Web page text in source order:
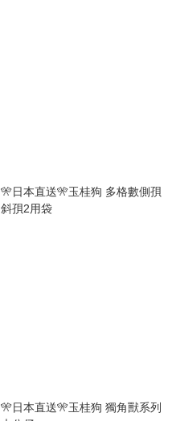
🎌日本直送🎌玉桂狗 多格數側孭
斜孭2用袋
🎌日本直送🎌玉桂狗 獨角獸系列